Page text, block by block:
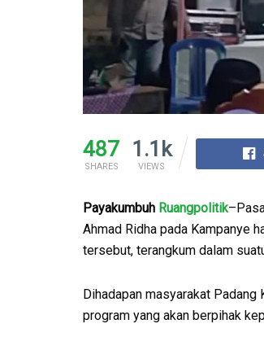
487
SHARES
1.1k
VIEWS
Payakumbuh Ruangpolitik
Ahmad Ridha pada Kampanye
tersebut, terangkum dalam
Dihadapan masyarakat Padang
program yang akan berpihak